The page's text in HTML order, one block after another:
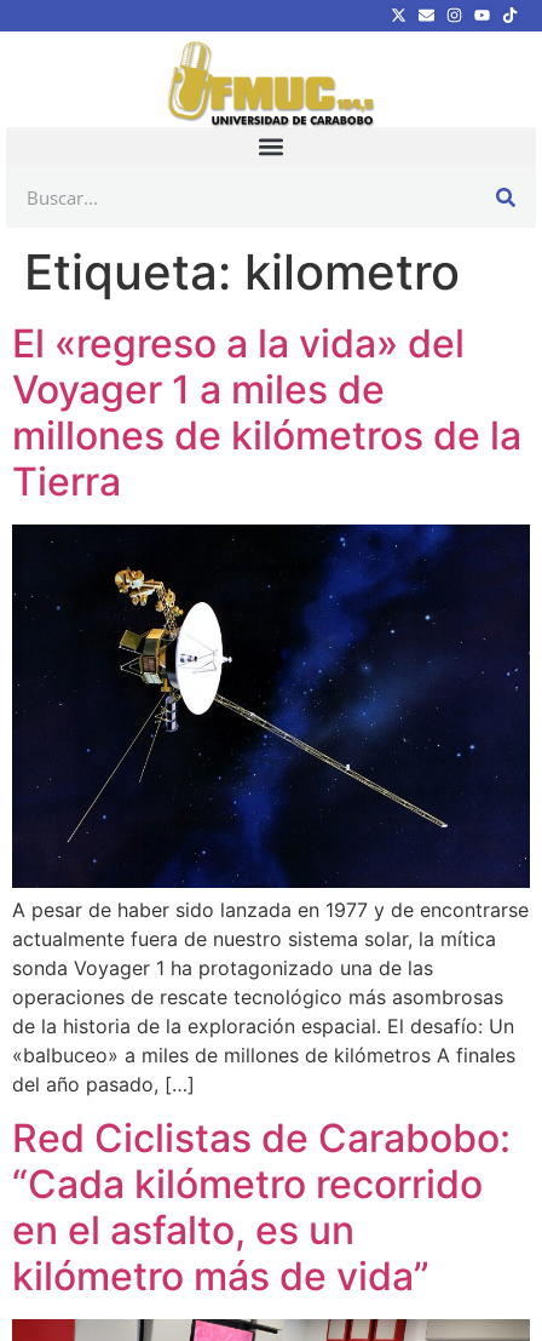
Etiqueta: kilometro
El «regreso a la vida» del
Voyager 1 a miles de
millones de kilómetros de la
Tierra
A pesar de haber sido lanzada en 1977 y de encontrarse
actualmente fuera de nuestro sistema solar, la mítica
sonda Voyager 1 ha protagonizado una de las
operaciones de rescate tecnológico más asombrosas
de la historia de la exploración espacial. El desafío: Un
«balbuceo» a miles de millones de kilómetros A finales
del año pasado, […]
Red Ciclistas de Carabobo:
“Cada kilómetro recorrido
en el asfalto, es un
kilómetro más de vida”